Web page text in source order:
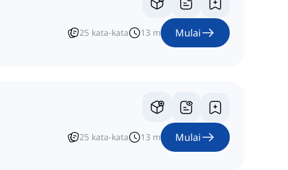
25 kata-kata 13 m Mulai
25 kata-kata 13 m Mulai